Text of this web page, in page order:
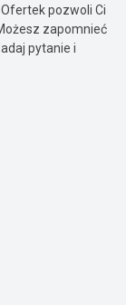
pozwoli Ci
zapomnieć
pytanie i